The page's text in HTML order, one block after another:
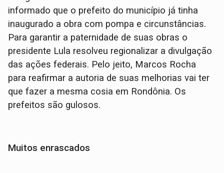
informado que o prefeito do município já tinha
inaugurado a obra com pompa e circunstâncias.
Para garantir a paternidade de suas obras o
presidente Lula resolveu regionalizar a divulgação
das ações federais. Pelo jeito, Marcos Rocha
para reafirmar a autoria de suas melhorias vai ter
que fazer a mesma cosia em Rondônia. Os
prefeitos são gulosos.
Muitos enrascados